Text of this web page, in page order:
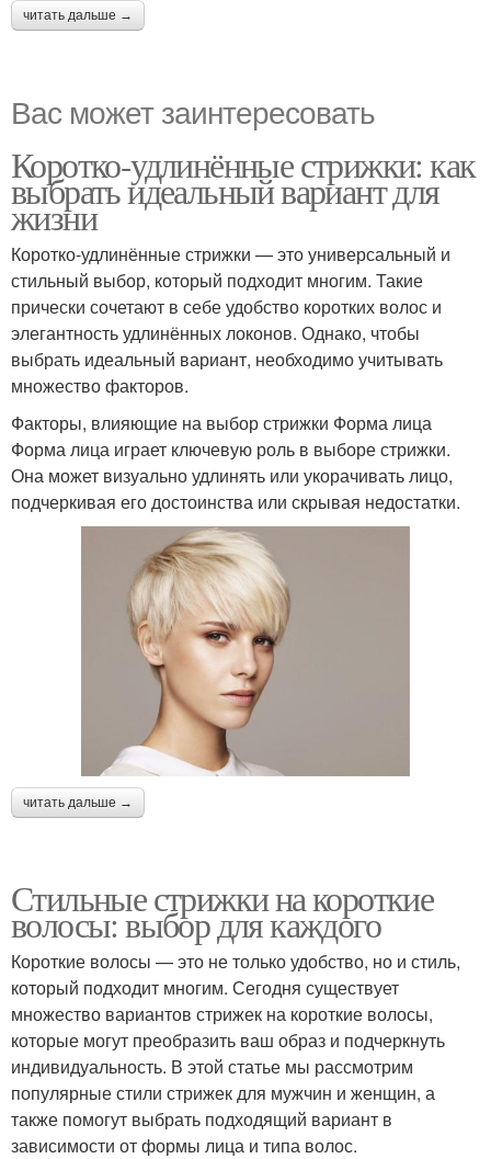
читать дальше →
Вас может заинтересовать
Коротко-удлинённые стрижки: как
выбрать идеальный вариант для
жизни
Коротко-удлинённые стрижки — это универсальный и
стильный выбор, который подходит многим. Такие
прически сочетают в себе удобство коротких волос и
элегантность удлинённых локонов. Однако, чтобы
выбрать идеальный вариант, необходимо учитывать
множество факторов.
Факторы, влияющие на выбор стрижки Форма лица
Форма лица играет ключевую роль в выборе стрижки.
Она может визуально удлинять или укорачивать лицо,
подчеркивая его достоинства или скрывая недостатки.
читать дальше →
Стильные стрижки на короткие
волосы: выбор для каждого
Короткие волосы — это не только удобство, но и стиль,
который подходит многим. Сегодня существует
множество вариантов стрижек на короткие волосы,
которые могут преобразить ваш образ и подчеркнуть
индивидуальность. В этой статье мы рассмотрим
популярные стили стрижек для мужчин и женщин, а
также помогут выбрать подходящий вариант в
зависимости от формы лица и типа волос.